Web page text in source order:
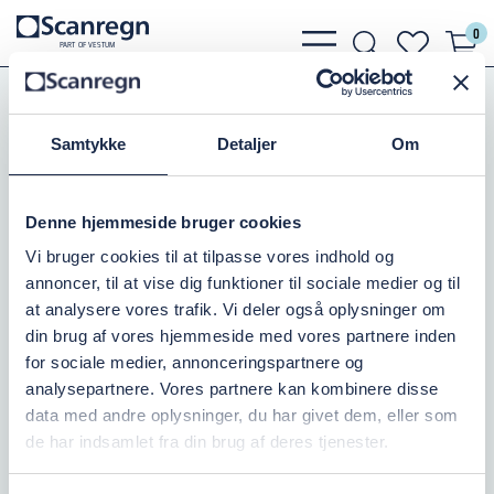
Samtykke Detaljer Om
Denne hjemmeside bruger cookies
Vi bruger cookies til at tilpasse vores indhold og
annoncer, til at vise dig funktioner til sociale medier og til
at analysere vores trafik. Vi deler også oplysninger om
din brug af vores hjemmeside med vores partnere inden
for sociale medier, annonceringspartnere og
analysepartnere. Vores partnere kan kombinere disse
data med andre oplysninger, du har givet dem, eller som
de har indsamlet fra din brug af deres tjenester.
PARTOF VESTUM
bars
light
search
light
heart 0
Koblinger Bauer Bøjning 90 gr.
HK BØJNING 89MM, 90GR.
Varenr.:504059089
På lager: 3
1.033,75 DKKinkl. moms
Læg i kurv